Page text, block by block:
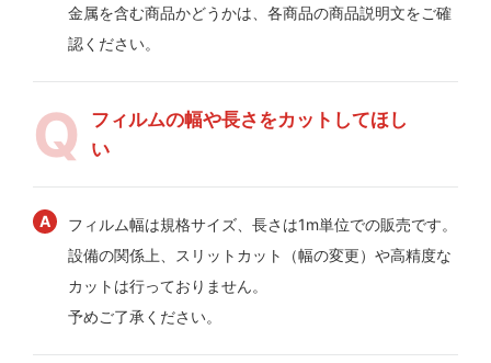
金属を含む商品かどうかは、各商品の商品説明文をご確
認ください。
フィルムの幅や長さをカットしてほし
い
フィルム幅は規格サイズ、長さは1m単位での販売です。
設備の関係上、スリットカット（幅の変更）や高精度な
カットは行っておりません。
予めご了承ください。